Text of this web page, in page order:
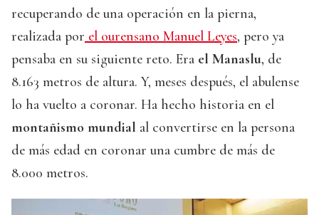
recuperando de una operación en la pierna,
realizada por el ourensano Manuel Leyes, pero ya
pensaba en su siguiente reto. Era el Manaslu, de
8.163 metros de altura. Y, meses después, el abulense
lo ha vuelto a coronar. Ha hecho historia en el
montañismo mundial al convertirse en la persona
de más edad en coronar una cumbre de más de
8.000 metros.